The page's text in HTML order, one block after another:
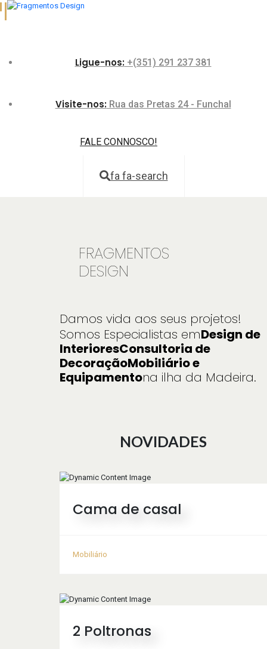
Ligue-nos: +(351) 291 237 381
Visite-nos: Rua das Pretas 24 - Funchal
FALE CONNOSCO!
fa fa-search
FRAGMENTOS
DESIGN
Damos vida aos seus projetos!
Somos Especialistas emDesign de
InterioresConsultoria de
DecoraçãoMobiliário e
Equipamentona ilha da Madeira.
NOVIDADES
Cama de casal
Mobiliário
2 Poltronas